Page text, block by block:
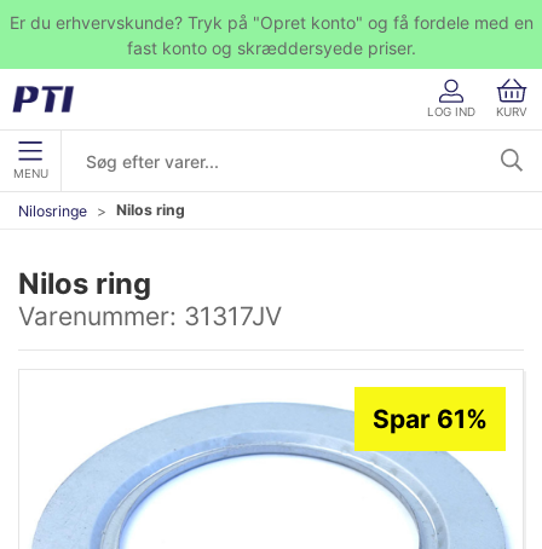
Er du erhvervskunde? Tryk på "Opret konto" og få fordele med en
fast konto og skræddersyede priser.
LOG IND KURV
MENU
Nilosringe Nilos ring
Nilos ring
Varenummer: 31317JV
Spar 61%